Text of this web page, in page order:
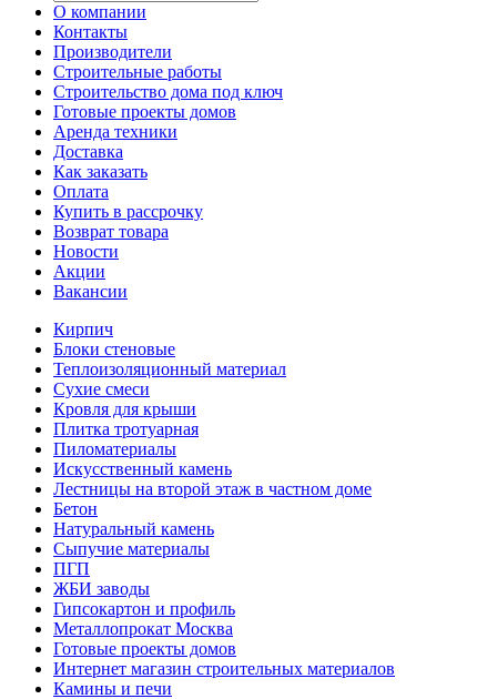
О компании
Контакты
Производители
Строительные работы
Строительство дома под ключ
Готовые проекты домов
Аренда техники
Доставка
Как заказать
Оплата
Купить в рассрочку
Возврат товара
Новости
Акции
Вакансии
Кирпич
Блоки стеновые
Теплоизоляционный материал
Сухие смеси
Кровля для крыши
Плитка тротуарная
Пиломатериалы
Искусственный камень
Лестницы на второй этаж в частном доме
Бетон
Натуральный камень
Сыпучие материалы
ПГП
ЖБИ заводы
Гипсокартон и профиль
Металлопрокат Москва
Готовые проекты домов
Интернет магазин строительных материалов
Камины и печи